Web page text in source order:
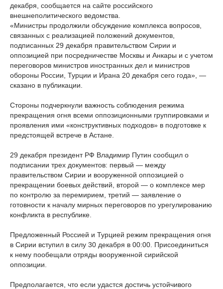
декабря, сообщается на сайте российского
внешнеполитического ведомства.
«Министры продолжили обсуждение комплекса вопросов,
связанных с реализацией положений документов,
подписанных 29 декабря правительством Сирии и
оппозицией при посредничестве Москвы и Анкары и с учетом
переговоров министров иностранных дел и министров
обороны России, Турции и Ирана 20 декабря сего года», —
сказано в публикации.
Стороны подчеркнули важность соблюдения режима
прекращения огня всеми оппозиционными группировками и
проявления ими «конструктивных подходов» в подготовке к
предстоящей встрече в Астане.
29 декабря президент РФ Владимир Путин сообщил о
подписании трех документов: первый — между
правительством Сирии и вооруженной оппозицией о
прекращении боевых действий, второй — о комплексе мер
по контролю за перемирием, третий — заявление о
готовности к началу мирных переговоров по урегулированию
конфликта в республике.
Предложенный Россией и Турцией режим прекращения огня
в Сирии вступил в силу 30 декабря в 00:00. Присоединиться
к нему пообещали отряды вооруженной сирийской
оппозиции.
Предполагается, что если удастся достичь устойчивого